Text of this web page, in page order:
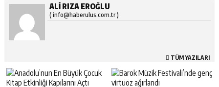
ALI RIZA EROĞLU
( info@haberulus.com.tr )
TÜM YAZILARI